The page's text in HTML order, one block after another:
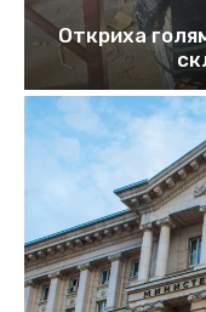
Откриха